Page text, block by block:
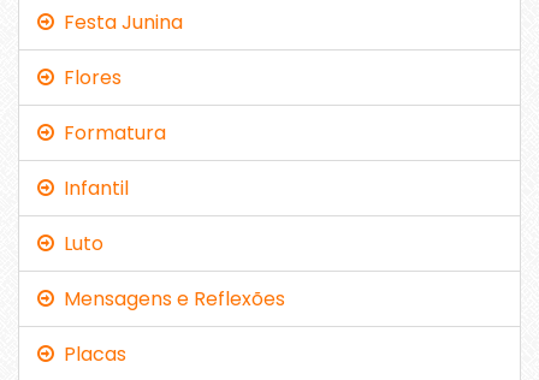
Festa Junina
Flores
Formatura
Infantil
Luto
Mensagens e Reflexões
Placas